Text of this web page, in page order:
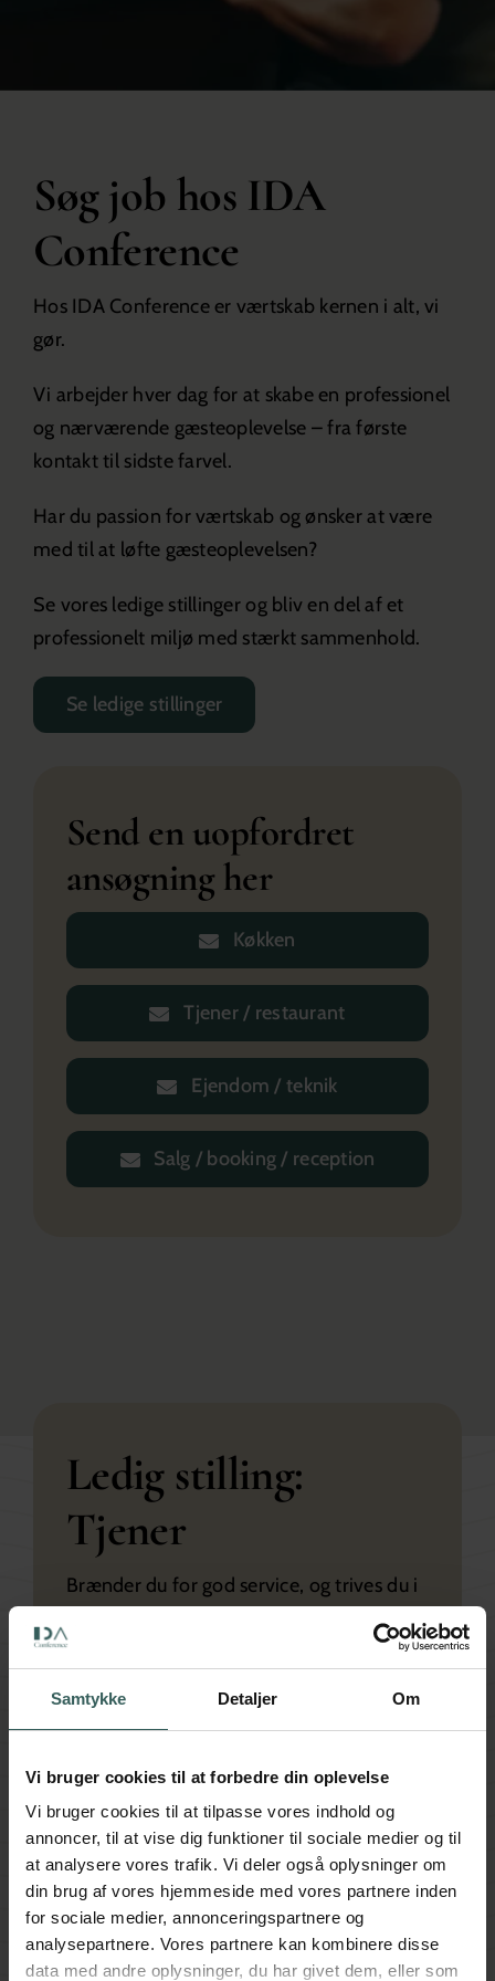
Samtykke Detaljer Om
Vi bruger cookies til at forbedre din oplevelse
Vi bruger cookies til at tilpasse vores indhold og
annoncer, til at vise dig funktioner til sociale medier og til
at analysere vores trafik. Vi deler også oplysninger om
din brug af vores hjemmeside med vores partnere inden
for sociale medier, annonceringspartnere og
analysepartnere. Vores partnere kan kombinere disse
data med andre oplysninger, du har givet dem, eller som
Søg job hos IDA
Conference
Hos IDA Conference er værtskab kernen i alt, vi
gør.
Vi arbejder hver dag for at skabe en professionel
og nærværende gæsteoplevelse – fra første
kontakt til sidste farvel.
Har du passion for værtskab og ønsker at være
med til at løfte gæsteoplevelsen?
Se vores ledige stillinger og bliv en del af et
professionelt miljø med stærkt sammenhold.
Se ledige stillinger
Send en uopfordret
ansøgning her
Køkken
Tjener / restaurant
Ejendom / teknik
Salg / booking / reception
Ledig stilling:
Tjener
Brænder du for god service, og trives du i
et professionelt miljø med højt tempo og
mange forskellige mennesker?
Så er det måske dig, vi leder efter som
Læs mere om jobbet